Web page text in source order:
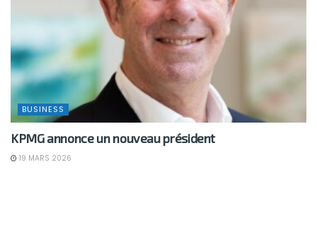
BUSINESS
KPMG annonce un nouveau président
19 MARS 2026